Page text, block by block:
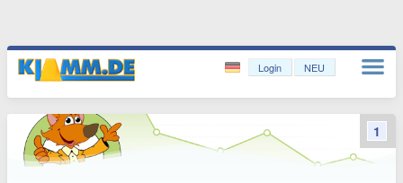
Login NEU
1